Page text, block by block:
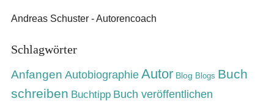
Andreas Schuster - Autorencoach
Schlagwörter
Anfangen Autobiographie Autor Blog Blogs Buch
schreiben Buchtipp Buch veröffentlichen